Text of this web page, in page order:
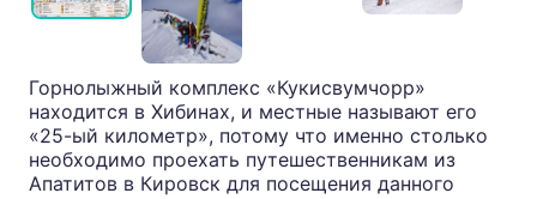
Горнолыжный комплекс «Кукисвумчорр»
находится в Хибинах, и местные называют его
«25-ый километр», потому что именно столько
необходимо проехать путешественникам из
Апатитов в Кировск для посещения данного